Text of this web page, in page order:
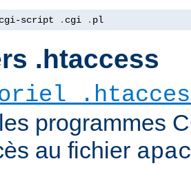
script . cgi . pl
.htaccess
programmes
au fichier